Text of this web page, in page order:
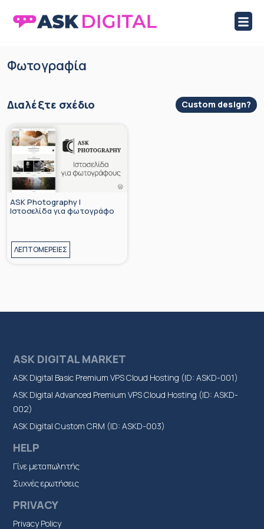
toΦωτογραφία
Διαλέξτε σχέδιο Custom design?
ASK Photography |
Iστοσελίδα για φωτογράφο
ΛΕΠΤΟΜΕΡΕΙΕΣ
ASK DIGITAL MARKET
ASK Digital Basic Premium VPS Cloud Hosting (ID: ASKD-001)
ASK Digital Advanced Premium VPS Cloud Hosting (ID: ASKD-
002)
ASK Digital Custom CRM (ID: ASKD-003)
HELP
Γίνε μεταπωλητής
Συχνές ερωτήσεις
PRIVACY
Privacy Policy